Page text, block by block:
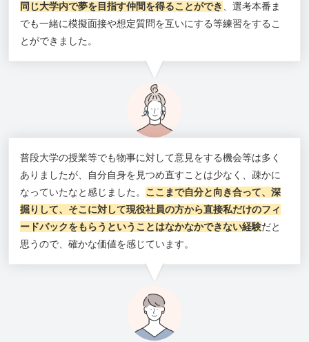
同じ大学内で夢を目指す仲間を得ることができ
、選考本番ま
でも一緒に模擬面接や想定質問を互いにする等練習をするこ
とができました。
普段大学の授業等でも物事に対して意見をする機会等は多く
ありましたが、自分自身を見つめ直すことは少なく、疎かに
なっていたなと感じました。 ここまで自分と向き合って、深
掘りして、そこに対して現役社員の方から直接私だけのフィ
ードバックをもらうということはなかなかできない経験だと
思うので、確かな価値を感じています。